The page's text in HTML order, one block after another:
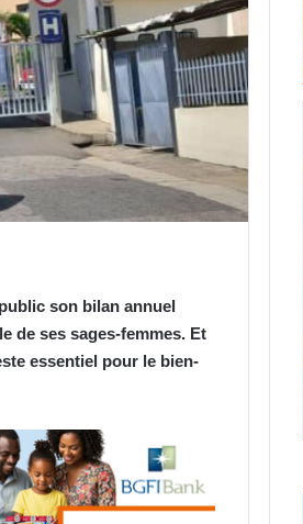
son bilan annuel
de ses sages-femmes. Et
essentiel pour le bien-